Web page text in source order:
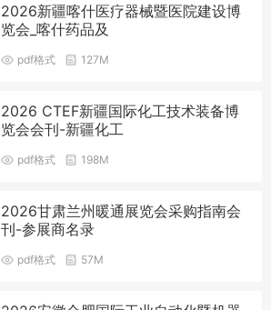
2026新疆喀什医疗器械暨医院建设博
览会_喀什药品及
pdf格式 127M
2026 CTEF新疆国际化工技术装备博
览会会刊-新疆化工
pdf格式 198M
2026甘肃兰州暖通展览会采购指南会
刊-参展商名录
pdf格式 57M